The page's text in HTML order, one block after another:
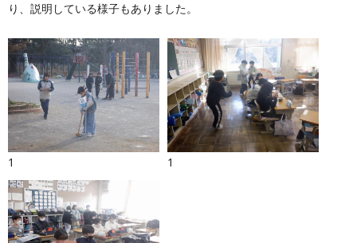
り、説明している様子もありました。
1 1